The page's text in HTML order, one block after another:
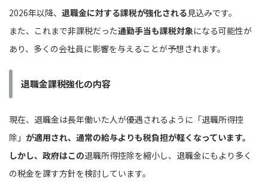
2026年以降、 退職金に対する課税が強化される見込みです。
また、これまで非課税だった通勤手当も課税対象になる可能性が
あり、多くの会社員に影響を与えることが予想されます。
退職金課税強化の内容
現在、退職金は長年働いた人が優遇されるように「退職所得控
除」 が適用され、通常の給与よりも税負担が軽くなっています。
しかし、政府はこの退職所得控除を縮小し、退職金にもより多く
の税金を課す方針を検討しています。